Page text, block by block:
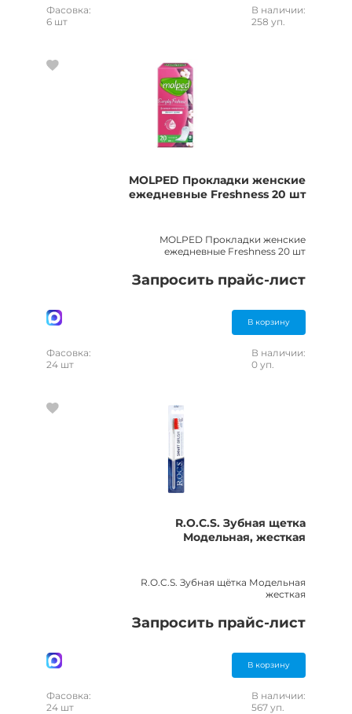
Фасовка:
6 шт
В наличии:
258 уп.
MOLPED Прокладки женские
ежедневные Freshness 20 шт
MOLPED Прокладки женские
ежедневные Freshness 20 шт
Запросить прайс-лист
В корзину
Фасовка:
24 шт
В наличии:
0 уп.
R.O.C.S. Зубная щетка
Модельная, жесткая
R.O.C.S. Зубная щётка Модельная
жесткая
Запросить прайс-лист
В корзину
Фасовка:
24 шт
В наличии:
567 уп.